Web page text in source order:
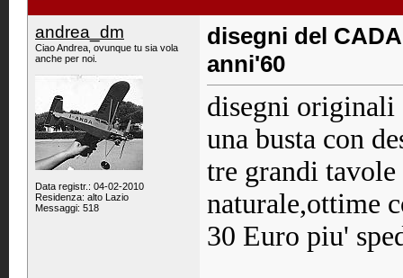
andrea_dm
Ciao Andrea, ovunque tu sia vola
anche per noi.
Data registr.: 04-02-2010
Residenza: alto Lazio
Messaggi: 518
disegni del
anni'60
disegni
una busta con
tre grandi
naturale,ottime
30 Euro piu'